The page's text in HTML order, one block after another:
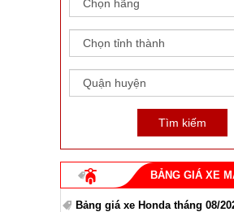
BẢNG GIÁ XE
Bảng giá xe Honda tháng 08/